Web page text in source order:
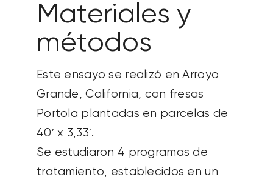
Materiales y
métodos
Este ensayo se realizó en Arroyo
Grande, California, con fresas
Portola plantadas en parcelas de
40′ x 3,33′.
Se estudiaron 4 programas de
tratamiento, establecidos en un